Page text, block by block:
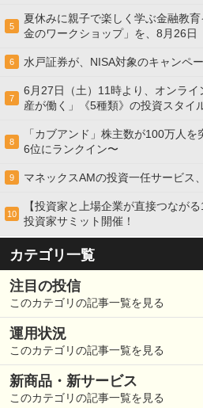
5
夏休みに親子で楽しく学ぶ金融教
金のワークショップ」を、8月26日
6 水戸証券が、NISA対象のキャンペ
7
6月27日（土）11時より、オンラ
産が働く」《5種類》の投資スタイ
8
「カブアンド」株主数が100万人
6位にランクイン〜
9 マネックスAMの投資一任サービス
10
【投資家と上場企業が直接つなが
投資家サミット開催！
カテゴリ一覧
注目の投信
このカテゴリの記事一覧を見る
運用状況
このカテゴリの記事一覧を見る
新商品・新サービス
このカテゴリの記事一覧を見る